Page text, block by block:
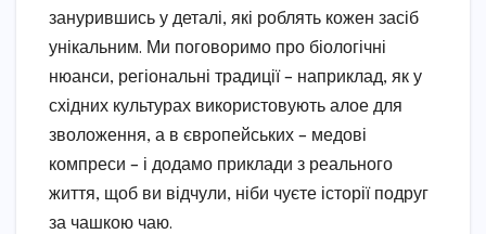
занурившись у деталі, які роблять кожен засіб
унікальним. Ми поговоримо про біологічні
нюанси, регіональні традиції – наприклад, як у
східних культурах використовують алое для
зволоження, а в європейських – медові
компреси – і додамо приклади з реального
життя, щоб ви відчули, ніби чуєте історії подруг
за чашкою чаю.